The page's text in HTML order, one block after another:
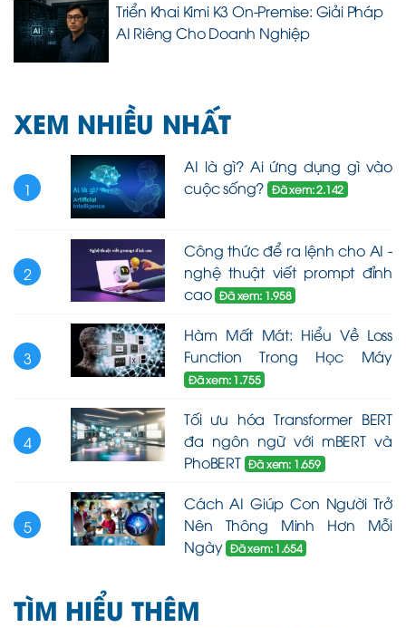
Triển Khai Kimi K3 On-Premise: Giải Pháp
AI Riêng Cho Doanh Nghiệp
XEM NHIỀU NHẤT
1
AI là gì? Ai ứng dụng gì vào
cuộc sống? Đã xem: 2.142
2
Công thức để ra lệnh cho AI -
nghệ thuật viết prompt đỉnh
cao Đã xem: 1.958
3
Hàm Mất Mát: Hiểu Về Loss
Function Trong Học Máy
Đã xem: 1.755
4
Tối ưu hóa Transformer BERT
đa ngôn ngữ với mBERT và
PhoBERT Đã xem: 1.659
5
Cách AI Giúp Con Người Trở
Nên Thông Minh Hơn Mỗi
Ngày Đã xem: 1.654
TÌM HIỂU THÊM